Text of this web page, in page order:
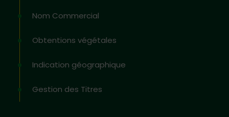
Nom Commercial
Obtentions végétales
Indication géographique
Gestion des Titres